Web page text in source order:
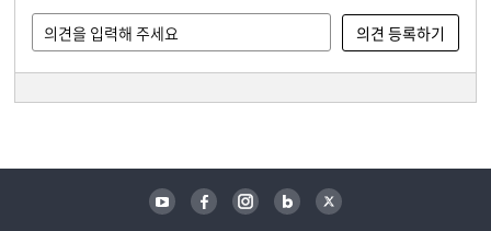
유튜브 페이스북 인스타그램 블로그 트위터